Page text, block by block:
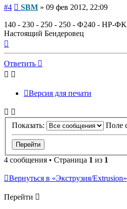
#4 Сообщение
SBM » 09 фев 2012, 22:09
140 - 230 - 250 - 250 - Ф240 - НР-
Настоящий Бендеровец
началу
Ответить
Версия для печати
Показать: Поле
4 сообщения • Страница 1 из 1
Вернуться в «Экструзия/Extrusion»
Перейти